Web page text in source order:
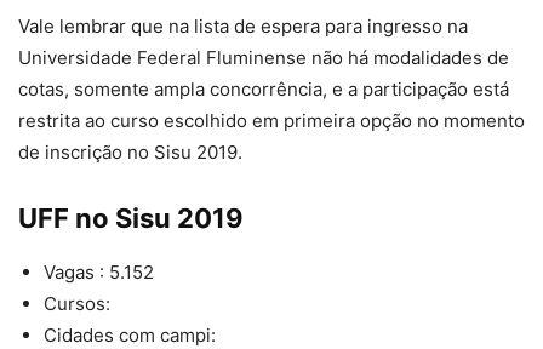
Vale lembrar que na lista de espera para ingresso na
Universidade Federal Fluminense não há modalidades de
cotas, somente ampla concorrência, e a participação está
restrita ao curso escolhido em primeira opção no momento
de inscrição no Sisu 2019.
UFF no Sisu 2019
Vagas : 5.152
Cursos:
Cidades com campi: